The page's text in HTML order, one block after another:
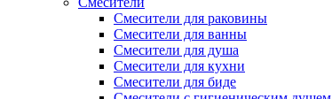
Смесители для раковины
Смесители для ванны
Смесители для душа
Смесители для кухни
Смесители для биде